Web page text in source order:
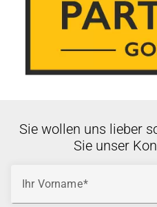
Sie wollen uns lieber
Sie unser
Ihr Vorname